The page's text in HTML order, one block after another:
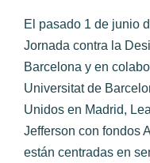
El pasado 1 de junio
Jornada contra la
Barcelona y en
Universitat de
Unidos en Madrid,
Jefferson con fondos
están centradas en